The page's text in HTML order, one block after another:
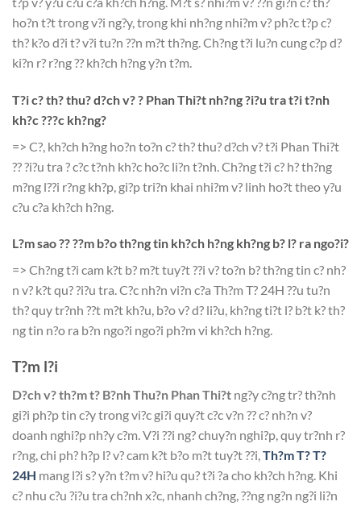
ho?n t?t trong v?i ng?y, trong khi nh?ng nhi?m v? ph?c t?p c?
th? k?o d?i t? v?i tu?n ??n m?t th?ng. Ch?ng t?i lu?n cung c?p d?
ki?n r? r?ng ?? kh?ch h?ng y?n t?m.
T?i c? th? thu? d?ch v? ? Phan Thi?t nh?ng ?i?u tra t?i t?nh
kh?c ???c kh?ng?
=> C?, kh?ch h?ng ho?n to?n c? th? thu? d?ch v? t?i Phan Thi?t
?? ?i?u tra ? c?c t?nh kh?c ho?c li?n t?nh. Ch?ng t?i c? h? th?ng
m?ng l??i r?ng kh?p, gi?p tri?n khai nhi?m v? linh ho?t theo y?u
c?u c?a kh?ch h?ng.
L?m sao ?? ??m b?o th?ng tin kh?ch h?ng kh?ng b? l? ra ngo?i?
=> Ch?ng t?i cam k?t b? m?t tuy?t ??i v? to?n b? th?ng tin c? nh?
n v? k?t qu? ?i?u tra. C?c nh?n vi?n c?a Th?m T? 24H ??u tu?n
th? quy tr?nh ??t m?t kh?u, b?o v? d? li?u, kh?ng ti?t l? b?t k? th?
ng tin n?o ra b?n ngo?i ngo?i ph?m vi kh?ch h?ng.
T?m l?i
D?ch v? th?m t? B?nh Thu?n Phan Thi?t ng?y c?ng tr? th?nh
gi?i ph?p tin c?y trong vi?c gi?i quy?t c?c v?n ?? c? nh?n v?
doanh nghi?p nh?y c?m. V?i ??i ng? chuy?n nghi?p, quy tr?nh r?
r?ng, chi ph? h?p l? v? cam k?t b?o m?t tuy?t ??i, Th?m T? T?
24H mang l?i s? y?n t?m v? hi?u qu? t?i ?a cho kh?ch h?ng. Khi
c? nhu c?u ?i?u tra ch?nh x?c, nhanh ch?ng, ??ng ng?n ng?i li?n